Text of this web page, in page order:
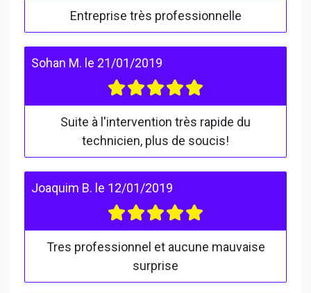
Entreprise très professionnelle
Sohan M. le 21/01/2019
Suite à l'intervention très rapide du
technicien, plus de soucis!
Joaquim B. le 12/01/2019
Tres professionnel et aucune mauvaise
surprise